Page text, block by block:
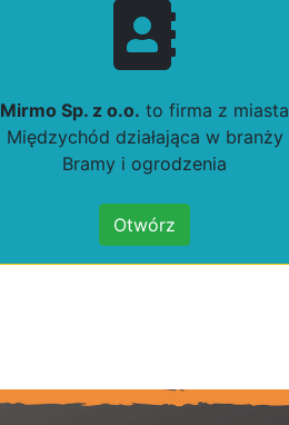
Mirmo Sp. z o.o. to firma z miasta
Międzychód działająca w branży
Bramy i ogrodzenia
Otwórz